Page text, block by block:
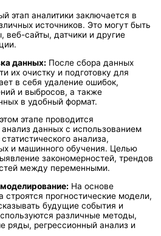
этап аналитики заключается в
источников. Это могут быть
веб-сайты, датчики и другие
данных: После сбора данных
их очистку и подготовку для
в себя удаление ошибок,
и выбросов, а также
в удобный формат.
этапе проводится
данных с использованием
анализа,
и машинного обучения. Целью
закономерностей, трендов
между переменными.
На основе
строятся прогностические модели,
будущие события и
различные методы,
ряды, регрессионный анализ и